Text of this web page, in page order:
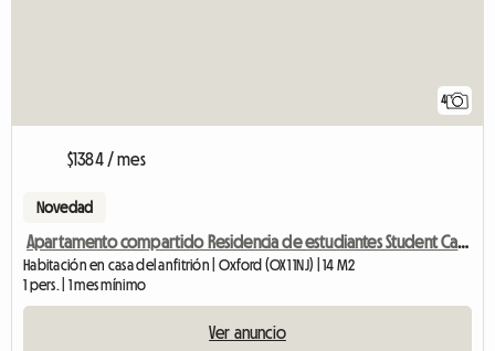
4
$1384 / mes
Novedad
Apartamento compartido Residencia de estudiantes Student Castle
Habitación en casa del anfitrión | Oxford (OX1 1NJ) | 14 M2
1 pers. | 1 mes mínimo
Ver anuncio